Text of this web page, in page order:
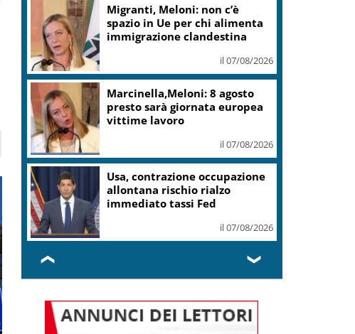
Migranti, Meloni: non c’è
spazio in Ue per chi alimenta
immigrazione clandestina
il 07/08/2026
Marcinella,Meloni: 8 agosto
presto sarà giornata europea
vittime lavoro
il 07/08/2026
Usa, contrazione occupazione
allontana rischio rialzo
immediato tassi Fed
il 07/08/2026
❮ ❯